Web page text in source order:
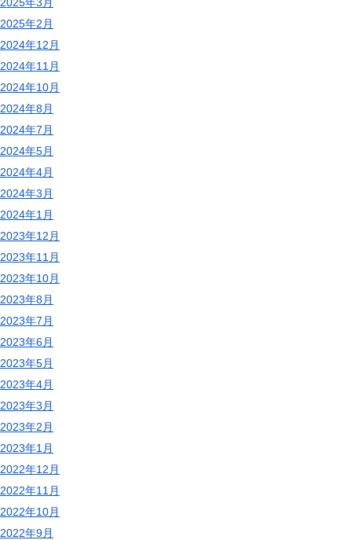
2025年2月
2024年12月
2024年11月
2024年10月
2024年8月
2024年7月
2024年5月
2024年4月
2024年3月
2024年1月
2023年12月
2023年11月
2023年10月
2023年8月
2023年7月
2023年6月
2023年5月
2023年4月
2023年3月
2023年2月
2023年1月
2022年12月
2022年11月
2022年10月
2022年9月